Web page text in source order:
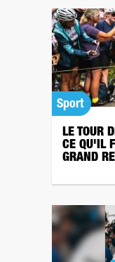
Sport
LE TOUR
CE QU'IL
GRAND